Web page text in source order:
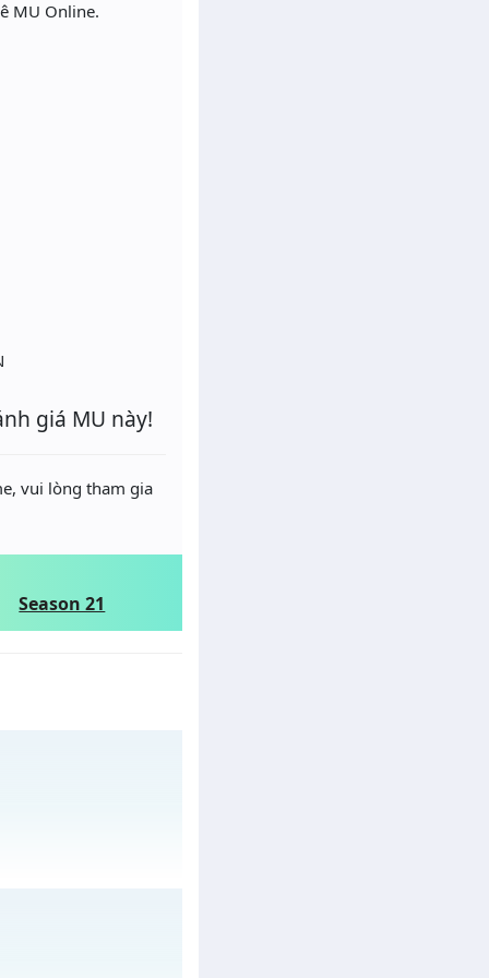
MU Online.
giá MU này!
vui lòng tham gia
Season 21